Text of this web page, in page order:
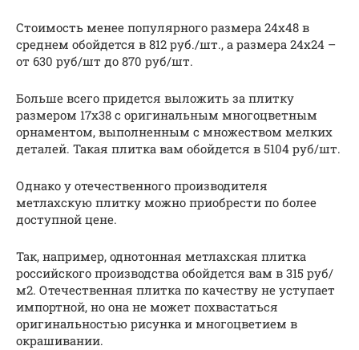
Стоимость менее популярного размера 24х48 в
среднем обойдется в 812 руб./шт., а размера 24х24 –
от 630 руб/шт до 870 руб/шт.
Больше всего придется выложить за плитку
размером 17х38 с оригинальным многоцветным
орнаментом, выполненным с множеством мелких
деталей. Такая плитка вам обойдется в 5104 руб/шт.
Однако у отечественного производителя
метлахскую плитку можно приобрести по более
доступной цене.
Так, например, однотонная метлахская плитка
российского производства обойдется вам в 315 руб/
м2. Отечественная плитка по качеству не уступает
импортной, но она не может похвастаться
оригинальностью рисунка и многоцветием в
окрашивании.